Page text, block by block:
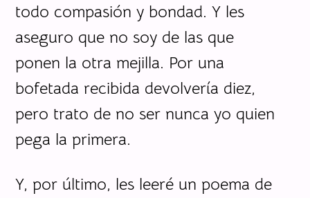
todo compasión y bondad. Y les
aseguro que no soy de las que
ponen la otra mejilla. Por una
bofetada recibida devolvería diez,
pero trato de no ser nunca yo quien
pega la primera.
Y, por último, les leeré un poema de